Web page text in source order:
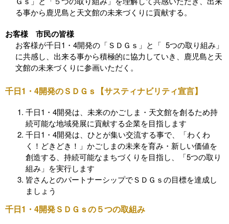
る事から鹿児島と天文館の未来づくりに貢献する。
お客様 市民の皆様
お客様が千日1・4開発の「ＳＤＧｓ」と「 5つの取り組み」
に共感し、出来る事から積極的に協力していき、鹿児島と天
文館の未来づくりに参画いただく。
千日1・4開発のＳＤＧｓ【サスティナビリティ宣言】
千日1・4開発は、未来のかごしま・天文館を創るため持
続可能な地域発展に貢献する企業を目指します
千日1・4開発は、ひとが集い交流する事で、「わくわ
く！どきどき！」かごしまの未来を育み・新しい価値を
創造する、持続可能なまちづくりを目指し、「5つの取り
組み」を実行します
皆さんとのパートナーシップでＳＤＧｓの目標を達成し
ましょう
千日1・4開発ＳＤＧｓの５つの取組み